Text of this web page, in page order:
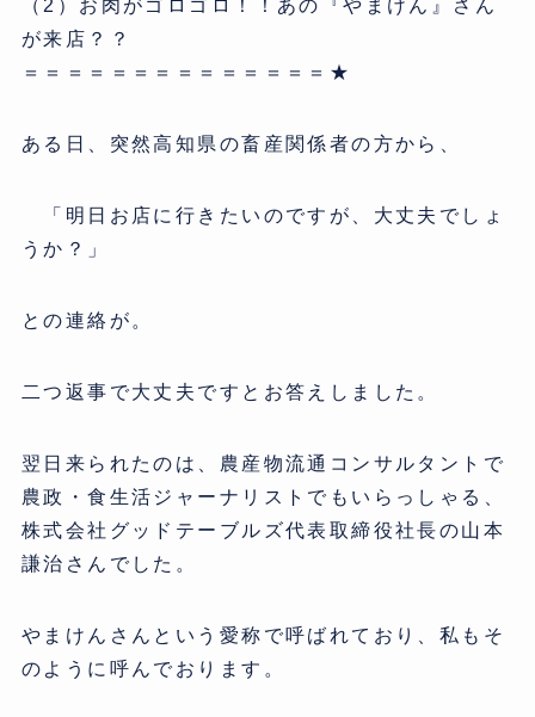
（2）お肉がゴロゴロ！！あの『やまけん』さん
が来店？？
＝＝＝＝＝＝＝＝＝＝＝＝＝＝★
ある日、突然高知県の畜産関係者の方から、
「明日お店に行きたいのですが、大丈夫でしょ
うか？」
との連絡が。
二つ返事で大丈夫ですとお答えしました。
翌日来られたのは、農産物流通コンサルタントで
農政・食生活ジャーナリストでもいらっしゃる、
株式会社グッドテーブルズ代表取締役社長の山本
謙治さんでした。
やまけんさんという愛称で呼ばれており、私もそ
のように呼んでおります。